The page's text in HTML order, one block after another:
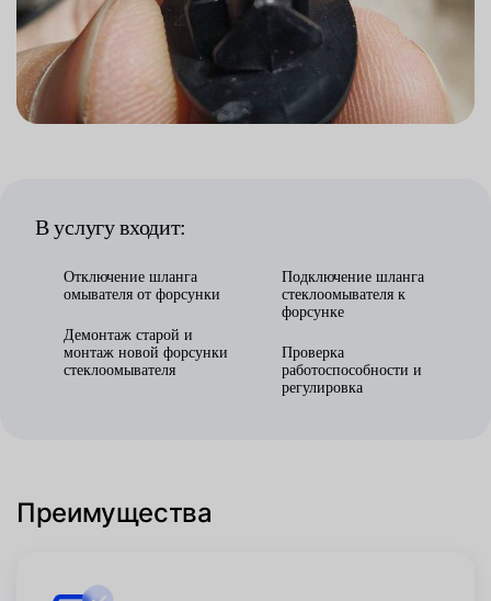
В услугу входит:
Отключение шланга
омывателя от форсунки
Демонтаж старой и
монтаж новой форсунки
стеклоомывателя
Подключение шланга
стеклоомывателя к
форсунке
Проверка
работоспособности и
регулировка
Преимущества